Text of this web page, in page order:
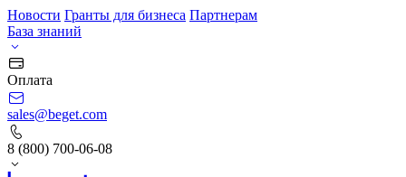
Новости Гранты для бизнеса Партнерам
База знаний
Оплата
sales@beget.com
8 (800) 700-06-08